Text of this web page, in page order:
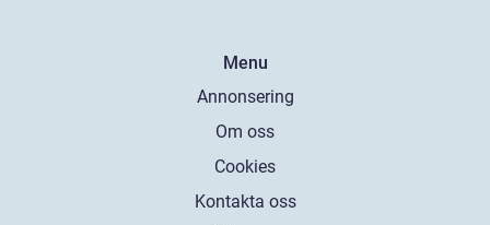
Menu
Annonsering
Om oss
Cookies
Kontakta oss